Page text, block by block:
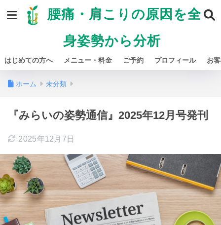
腰痛・肩こりの原因を全
身姿勢から分析
はじめての方へ メニュー・料金 ご予約 プロフィール お
ホーム 未分類
『みらいの姿勢通信』2025年12月号発刊
2025年12月7日